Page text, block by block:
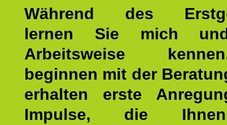
Während des
lernen Sie mich
Arbeitsweise
beginnen mit der
erhalten erste
Impulse, die